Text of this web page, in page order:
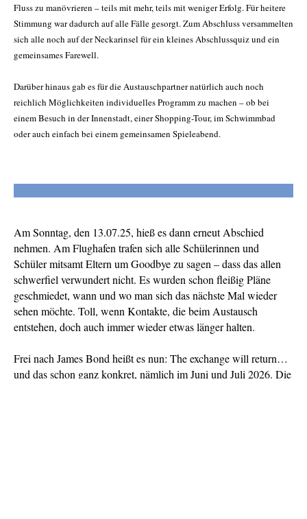
Fluss zu manövrieren – teils mit mehr, teils mit weniger Erfolg. Für heitere
Stimmung war dadurch auf alle Fälle gesorgt. Zum Abschluss versammelten
sich alle noch auf der Neckarinsel für ein kleines Abschlussquiz und ein
gemeinsames Farewell.
Darüber hinaus gab es für die Austauschpartner natürlich auch noch
reichlich Möglichkeiten individuelles Programm zu machen – ob bei
einem Besuch in der Innenstadt, einer Shopping-Tour, im Schwimmbad
oder auch einfach bei einem gemeinsamen Spieleabend.
Am Sonntag, den 13.07.25, hieß es dann erneut Abschied
nehmen. Am Flughafen trafen sich alle Schülerinnen und
Schüler mitsamt Eltern um Goodbye zu sagen – dass das allen
schwerfiel verwundert nicht. Es wurden schon fleißig Pläne
geschmiedet, wann und wo man sich das nächste Mal wieder
sehen möchte. Toll, wenn Kontakte, die beim Austausch
entstehen, doch auch immer wieder etwas länger halten.
Frei nach James Bond heißt es nun: The exchange will return…
und das schon ganz konkret, nämlich im Juni und Juli 2026. Die